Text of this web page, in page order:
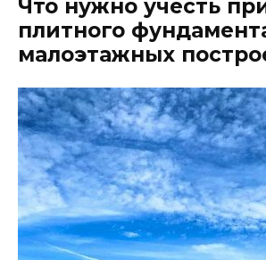
Что нужно учесть
плитного
малоэтажных